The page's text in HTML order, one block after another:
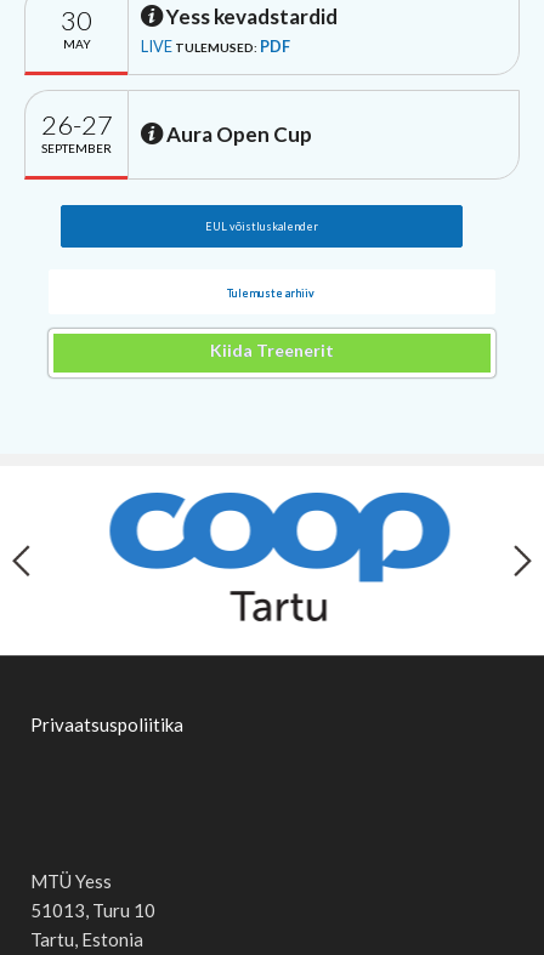
30
MAY
Yess kevadstardid
LIVE TULEMUSED: PDF
26-27
SEPTEMBER
Aura Open Cup
EUL võistluskalender
Tulemuste arhiiv
Kiida Treenerit
Privaatsuspoliitika
MTÜ Yess
51013, Turu 10
Tartu, Estonia